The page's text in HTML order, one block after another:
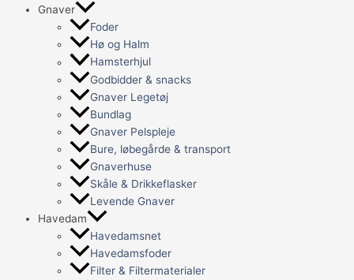
Gnaver
Foder
Hø og Halm
Hamsterhjul
Godbidder & snacks
Gnaver Legetøj
Bundlag
Gnaver Pelspleje
Bure, løbegårde & transport
Gnaverhuse
Skåle & Drikkeflasker
Levende Gnaver
Havedam
Havedamsnet
Havedamsfoder
Filter & Filtermaterialer